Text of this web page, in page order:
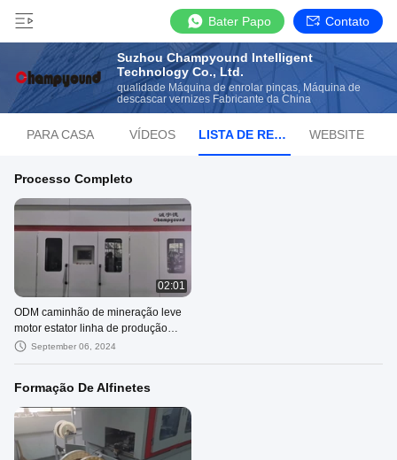
Bater Papo Contato
Suzhou Champyound Intelligent
Technology Co., Ltd.
qualidade Máquina de enrolar pinças, Máquina de
descascar vernizes Fabricante da China
PARA CASA VÍDEOS LISTA DE REPRODUÇÃO WEBSITE
Processo Completo
02:01
ODM caminhão de mineração leve
motor estator linha de produção
máquina de enrolamento de agulha
September 06, 2024
Formação De Alfinetes